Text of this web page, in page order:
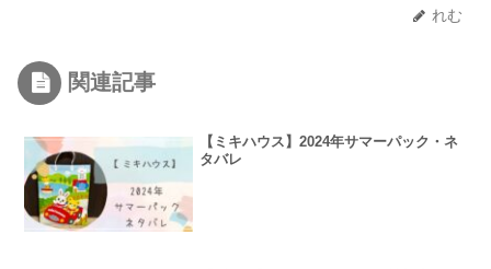
れむ
関連記事
【ミキハウス】2024年サマーパック・ネ
タバレ